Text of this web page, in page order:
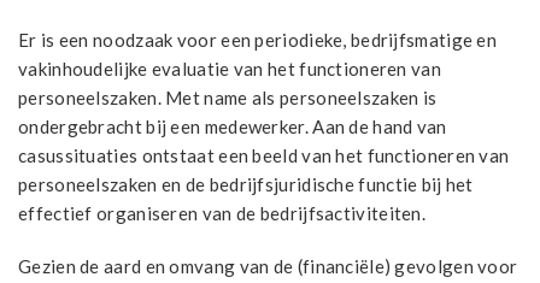
Er is een noodzaak voor een periodieke, bedrijfsmatige en
vakinhoudelijke evaluatie van het functioneren van
personeelszaken. Met name als personeelszaken is
ondergebracht bij een medewerker. Aan de hand van
casussituaties ontstaat een beeld van het functioneren van
personeelszaken en de bedrijfsjuridische functie bij het
effectief organiseren van de bedrijfsactiviteiten.
Gezien de aard en omvang van de (financiële) gevolgen voor